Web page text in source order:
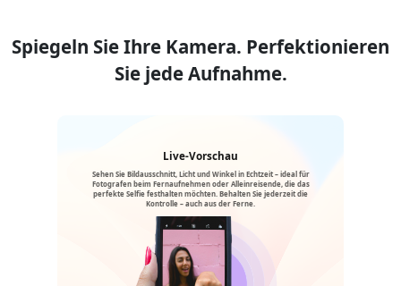
Spiegeln Sie Ihre Kamera. Perfektionieren
Sie jede Aufnahme.
Live-Vorschau
Sehen Sie Bildausschnitt, Licht und Winkel in Echtzeit – ideal für
Fotografen beim Fernaufnehmen oder Alleinreisende, die das
perfekte Selfie festhalten möchten. Behalten Sie jederzeit die
Kontrolle – auch aus der Ferne.